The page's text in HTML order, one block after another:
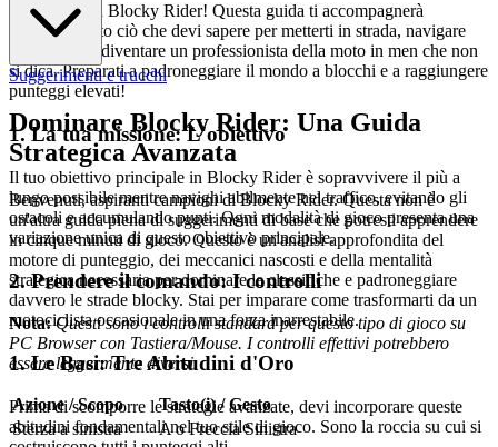
Benvenuto in Blocky Rider! Questa guida ti accompagnerà
attraverso tutto ciò che devi sapere per metterti in strada, navigare
nel traffico e diventare un professionista della moto in men che non
si dica. Preparati a padroneggiare il mondo a blocchi e a raggiungere
punteggi elevati!
1. La tua missione: L'obiettivo
Il tuo obiettivo principale in Blocky Rider è sopravvivere il più a
lungo possibile mentre navighi abilmente nel traffico, evitando gli
ostacoli e accumulando punti. Ogni modalità di gioco presenta una
variazione unica di questo obiettivo principale.
2. Prendere il comando: I controlli
Nota: Questi sono i controlli standard per questo tipo di gioco su
PC Browser con Tastiera/Mouse. I controlli effettivi potrebbero
essere leggermente diversi.
Azione / Scopo
Tasto(i) / Gesto
Sterza a sinistra
A o Freccia Sinistra
Suggerimenti e trucchi
Dominare Blocky Rider: Una Guida
Strategica Avanzata
Benvenuti, aspiranti campioni di Blocky Rider. Questa non è
un'altra guida piena di suggerimenti di base che potresti apprendere
in cinque minuti di gioco. Questo è un'analisi approfondita del
motore di punteggio, dei meccanici nascosti e della mentalità
strategica necessaria per dominare le classifiche e padroneggiare
davvero le strade blocky. Stai per imparare come trasformarti da un
motociclista occasionale in una forza inarrestabile.
1. Le Basi: Tre Abitudini d'Oro
Prima di scomporre le strategie avanzate, devi incorporare queste
abitudini fondamentali nel tuo stile di gioco. Sono la roccia su cui si